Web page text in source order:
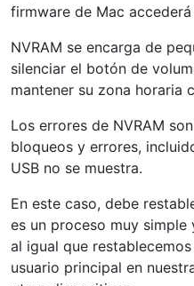
firmware de Mac
NVRAM se encarga de
silenciar el botón de
mantener su zona horaria
Los errores de NVRAM
bloqueos y errores,
USB no se muestra.
En este caso, debe
es un proceso muy simple
al igual que
usuario principal en